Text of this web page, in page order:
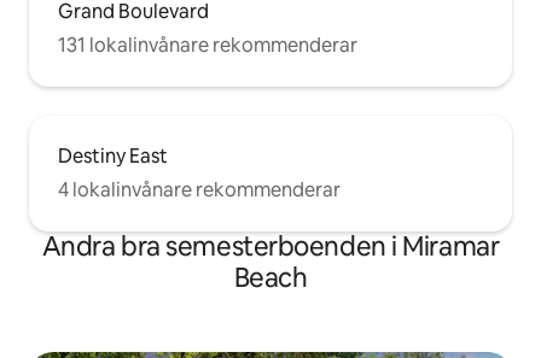
Grand Boulevard
131 lokalinvånare rekommenderar
Destiny East
4 lokalinvånare rekommenderar
Andra bra semesterboenden i Miramar
Beach